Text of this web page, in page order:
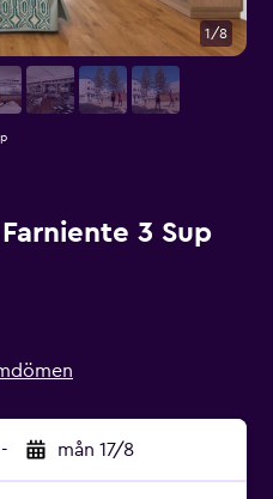
3 Sup
- mån 17/8
1/8